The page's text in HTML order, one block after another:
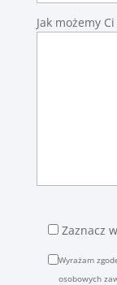
Jak możemy
Zaznacz
Wyrażam
osobowych